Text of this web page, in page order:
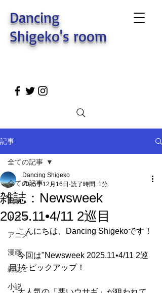
Dancing
Shigeko's room
記事
全ての記事
映画
ドラマ
アニメ
漫画
雑誌
小説
全ての記事
雑誌：Newsweek
2025.11•4/11 2巡目
Dancing Shigeko
2025年12月16日 読了時間: 1分
こんにちは、Dancing Shigekoです！
今回は"Newsweek 2025.11•4/11 2巡
目"をピックアップ！